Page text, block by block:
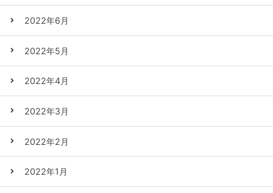
2022年6月
2022年5月
2022年4月
2022年3月
2022年2月
2022年1月